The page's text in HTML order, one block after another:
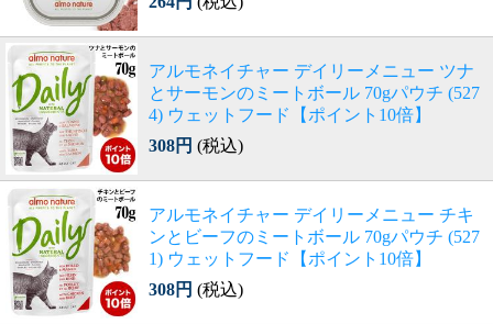
アルモネイチャー デイリーメニュー ツナ
とサーモンのミートボール 70gパウチ (527
4) ウェットフード【ポイント10倍】
308円 (税込)
アルモネイチャー デイリーメニュー チキ
ンとビーフのミートボール 70gパウチ (527
1) ウェットフード【ポイント10倍】
308円 (税込)